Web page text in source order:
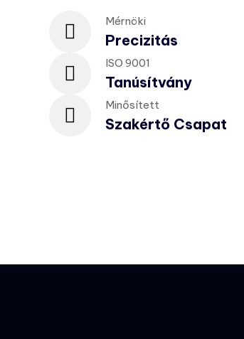
Mérnöki
Precizitás
ISO 9001
Tanúsítvány
Minősített
Szakértő Csapat